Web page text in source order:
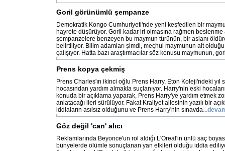
Goril görünümlü şempanze
Demokratik Kongo Cumhuriyeti'nde yeni keşfedilen bir
hayrete düşürüyor. Goril kadar iri olmasına rağmen beslenme
şempanzelere benzeyen bu maymun türünün, bir aslanı
belirtiliyor. Bilim adamları şimdi, meçhul maymunun ait
çalışıyor. Hatta bazı araştırmacılar söz konusu maymunun,
Prens kopya çekmiş
Prens Charles'ın ikinci oğlu Prens Harry, Eton Koleji'ndeki yıl
hocasından yardım almakla suçlanıyor. Harry'nin eski
konuda bir açıklama yaparak, Prens Harry'ye yardım etmek
anlatacağı ileri sürülüyor. Fakat Kraliyet ailesinin yazılı bir
iddiaların asılsız olduğunu ve Prens Harry'nin sınavda
Göz değil 'can' alıcı
Reklamlarında Beyonce'un rol aldığı L'Oreal'in ünlü saç
bünyelerde ölümle sonuçlanan yan etkileri olduğu iddia